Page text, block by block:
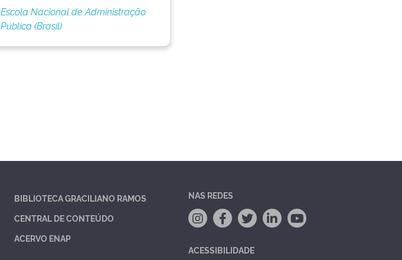
Escola Nacional de Administração
Pública (Brasil)
BIBLIOTECA GRACILIANO RAMOS
CENTRAL DE CONTEÚDO
ACERVO ENAP
NAS REDES
ACESSIBILIDADE